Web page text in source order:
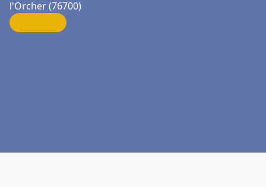
l'Orcher (76700)